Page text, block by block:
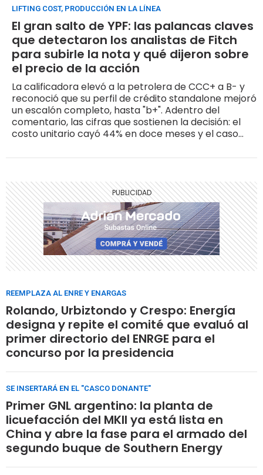
LIFTING COST, PRODUCCIÓN EN LA LÍNEA
El gran salto de YPF: las palancas claves
que detectaron los analistas de Fitch
para subirle la nota y qué dijeron sobre
el precio de la acción
La calificadora elevó a la petrolera de CCC+ a B- y
reconoció que su perfil de crédito standalone mejoró
un escalón completo, hasta "b+". Adentro del
comentario, las cifras que sostienen la decisión: el
costo unitario cayó 44% en doce meses y el caso
sostenida hasta 2029
REEMPLAZA AL ENRE Y ENARGAS
Rolando, Urbiztondo y Crespo: Energía
designa y repite el comité que evaluó al
primer directorio del ENRGE para el
concurso por la presidencia
SE INSERTARÁ EN EL "CASCO DONANTE"
Primer GNL argentino: la planta de
licuefacción del MKII ya está lista en
China y abre la fase para el armado del
segundo buque de Southern Energy